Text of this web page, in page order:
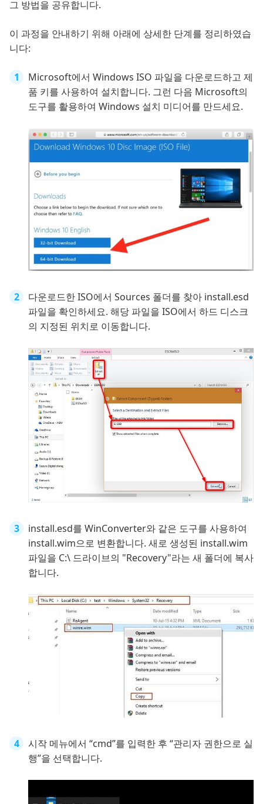
그 방법을 공유합니다.
이 과정을 안내하기 위해 아래에 상세한 단계를 정리하였습
니다:
Microsoft에서 Windows ISO 파일을 다운로드하고 제
품 키를 사용하여 설치합니다. 그런 다음 Microsoft의
도구를 활용하여 Windows 설치 미디어를 만드세요.
다운로드한 ISO에서 Sources 폴더를 찾아 install.esd
파일을 확인하세요. 해당 파일을 ISO에서 하드 디스크
의 지정된 위치로 이동합니다.
install.esd를 WinConverter와 같은 도구를 사용하여
install.wim으로 변환합니다. 새로 생성된 install.wim
파일을 C:\ 드라이브의 "Recovery"라는 새 폴더에 복사
합니다.
시작 메뉴에서 “cmd”를 입력한 후 “관리자 권한으로 실
행”을 선택합니다.